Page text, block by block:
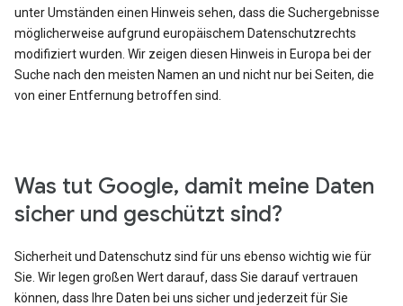
unter Umständen einen Hinweis sehen, dass die Suchergebnisse
möglicherweise aufgrund europäischem Datenschutzrechts
modifiziert wurden. Wir zeigen diesen Hinweis in Europa bei der
Suche nach den meisten Namen an und nicht nur bei Seiten, die
von einer Entfernung betroffen sind.
Was tut Google, damit meine Daten
sicher und geschützt sind?
Sicherheit und Datenschutz sind für uns ebenso wichtig wie für
Sie. Wir legen großen Wert darauf, dass Sie darauf vertrauen
können, dass Ihre Daten bei uns sicher und jederzeit für Sie